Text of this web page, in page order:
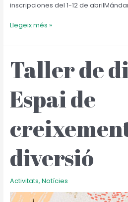
inscripciones del 1-12 de
Llegeix més »
Taller de
Espai de
diversió
Activitats, Notícies
de
dibuix.
Espai
de
creixement
diversió